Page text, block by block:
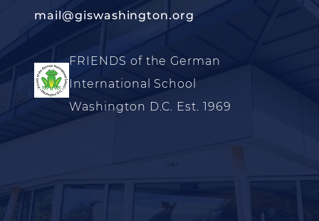
mail@giswashington.org
FRIENDS of the German
International School
Washington D.C. Est. 1969